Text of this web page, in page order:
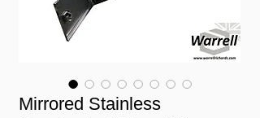
Mirrored Stainless